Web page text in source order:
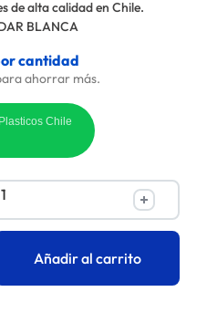
de alta calidad en Chile.
BLANCA
cantidad
ahorrar más.
Chile
Añadir al carrito